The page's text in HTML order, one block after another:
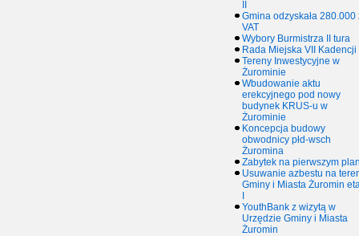
Gmina odzyskała 280.000
VAT
Wybory Burmistrza II tura
Rada Miejska VII Kadencji
Tereny Inwestycyjne w
Żurominie
Wbudowanie aktu
erekcyjnego pod nowy
budynek KRUS-u w
Żurominie
Koncepcja budowy
obwodnicy płd-wsch
Żuromina
Zabytek na pierwszym
Usuwanie azbestu na
Gminy i Miasta Żuromin
YouthBank z wizytą w
Urzędzie Gminy i Miasta
Żuromin